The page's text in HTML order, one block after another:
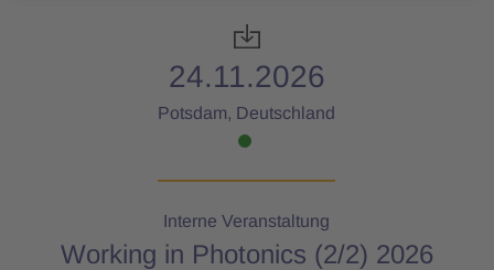
24.11.2026
Potsdam, Deutschland
Interne Veranstaltung
Working in Photonics (2/2) 2026